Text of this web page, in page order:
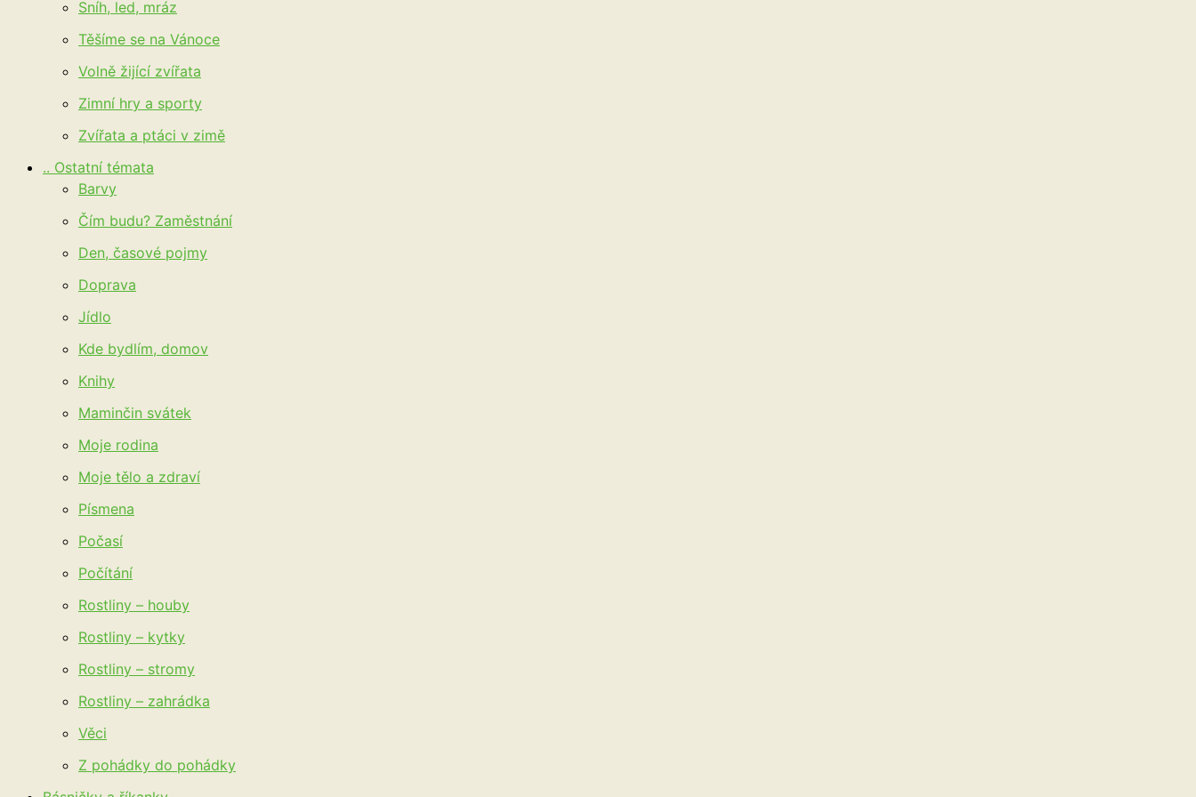
Sníh, led, mráz
Těšíme se na Vánoce
Volně žijící zvířata
Zimní hry a sporty
Zvířata a ptáci v zimě
.. Ostatní témata
Barvy
Čím budu? Zaměstnání
Den, časové pojmy
Doprava
Jídlo
Kde bydlím, domov
Knihy
Maminčin svátek
Moje rodina
Moje tělo a zdraví
Písmena
Počasí
Počítání
Rostliny – houby
Rostliny – kytky
Rostliny – stromy
Rostliny – zahrádka
Věci
Z pohádky do pohádky